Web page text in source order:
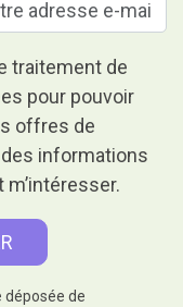
traitement de
pour pouvoir
offres de
informations
m’intéresser.
déposée de